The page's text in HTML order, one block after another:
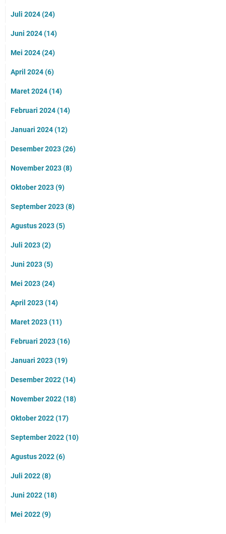
Juli 2024(24)
Juni 2024(14)
Mei 2024(24)
April 2024(6)
Maret 2024(14)
Februari 2024(14)
Januari 2024(12)
Desember 2023(26)
November 2023(8)
Oktober 2023(9)
September 2023(8)
Agustus 2023(5)
Juli 2023(2)
Juni 2023(5)
Mei 2023(24)
April 2023(14)
Maret 2023(11)
Februari 2023(16)
Januari 2023(19)
Desember 2022(14)
November 2022(18)
Oktober 2022(17)
September 2022(10)
Agustus 2022(6)
Juli 2022(8)
Juni 2022(18)
Mei 2022(9)